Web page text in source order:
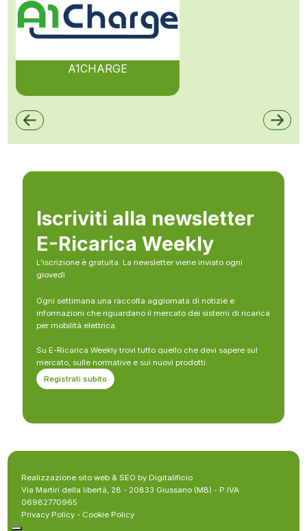
A1CHARGE
Iscriviti alla newsletter
E-Ricarica Weekly
L’iscrizione è gratuita. La newsletter viene inviato ogni
giovedì
Ogni settimana una raccolta aggiornata di notizie e
informazioni che riguardano il mercato dei sistemi di ricarica
per mobilità elettrica.
Su E-Ricarica Weekly trovi tutto quello che devi sapere sul
mercato, sulle normative e sui nuovi prodotti.
Registrati subito
Realizzazione sito web & SEO by Digitalificio
Via Martiri della libertà, 28 - 20833 Giussano (MB) - P.IVA
06982770965
Privacy Policy - Cookie Policy